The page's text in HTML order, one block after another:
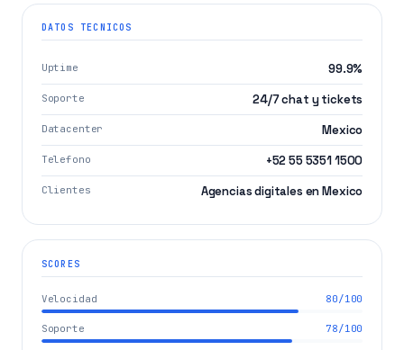
DATOS TECNICOS
Uptime 99.9%
Soporte 24/7 chat y tickets
Datacenter Mexico
Telefono +52 55 5351 1500
Clientes Agencias digitales en Mexico
SCORES
Velocidad 80/100
Soporte 78/100